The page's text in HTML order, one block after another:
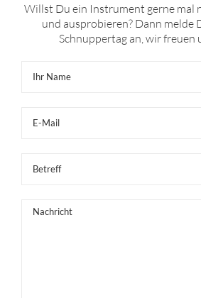
Willst Du ein Instrument gerne mal
und ausprobieren? Dann melde
Schnuppertag an, wir freuen